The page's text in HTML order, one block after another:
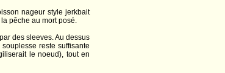
nageur style jerkbait
pêche au mort posé.
des sleeves. Au dessus
reste suffisante
le noeud), tout en